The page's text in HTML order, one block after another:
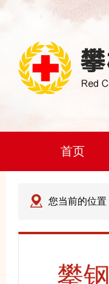
首页
您当前的位置
攀